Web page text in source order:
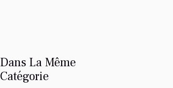
Dans La Même
Catégorie